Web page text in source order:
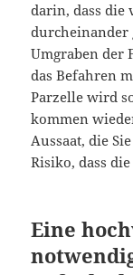
darin, dass die
durcheinander
Umgraben der
das Befahren
Parzelle wird
kommen
Aussaat, die
Risiko, dass
Eine